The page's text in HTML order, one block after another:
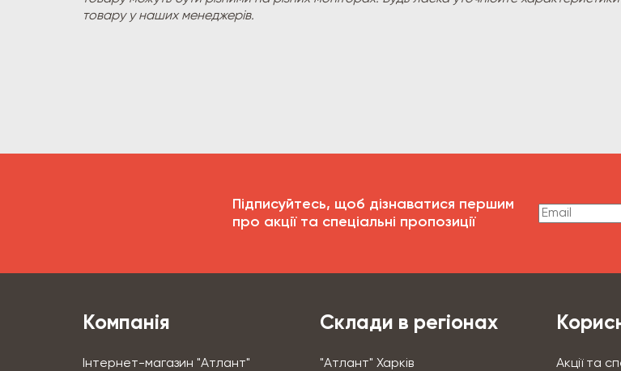
товару у наших менеджерів.
Підписуйтесь, щоб дізнаватися першим
про акції та спеціальні пропозиції
Компанія
Інтернет-магазин "Атлант"
Склади в регіонах
"Атлант" Харків Акції та